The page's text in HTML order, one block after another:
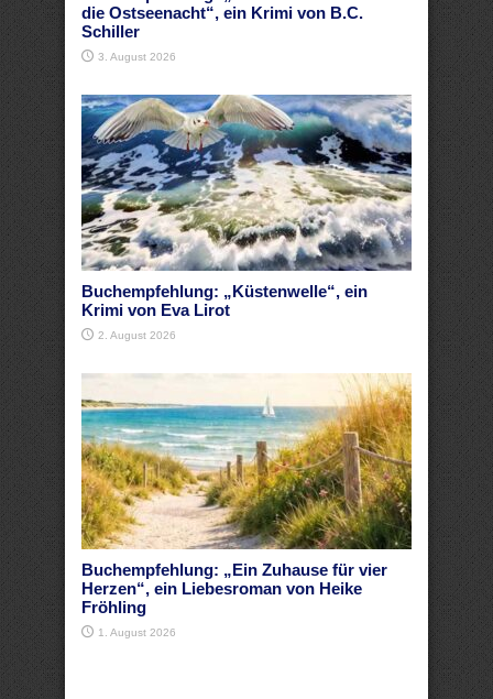
die Ostseenacht“, ein Krimi von B.C.
Schiller
3. August 2026
Buchempfehlung: „Küstenwelle“, ein
Krimi von Eva Lirot
2. August 2026
Buchempfehlung: „Ein Zuhause für vier
Herzen“, ein Liebesroman von Heike
Fröhling
1. August 2026